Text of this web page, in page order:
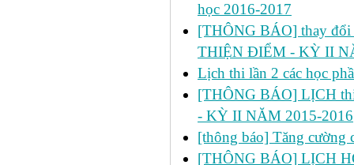
học 2016-2017
[THÔNG BÁO] thay
THIỆN ĐIỂM - KỲ II
Lịch thi lần 2 các học
[THÔNG BÁO] LỊCH
- KỲ II NĂM 2015-2016
[thông báo] Tăng cường
[THÔNG BÁO] LỊCH